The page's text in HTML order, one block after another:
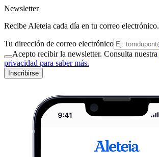
Newsletter
Recibe Aleteia cada día en tu correo electrónico.
Tu dirección de correo electrónico
Acepto recibir la newsletter. Consulta nuestra
privacidad para saber más.
Inscribirse